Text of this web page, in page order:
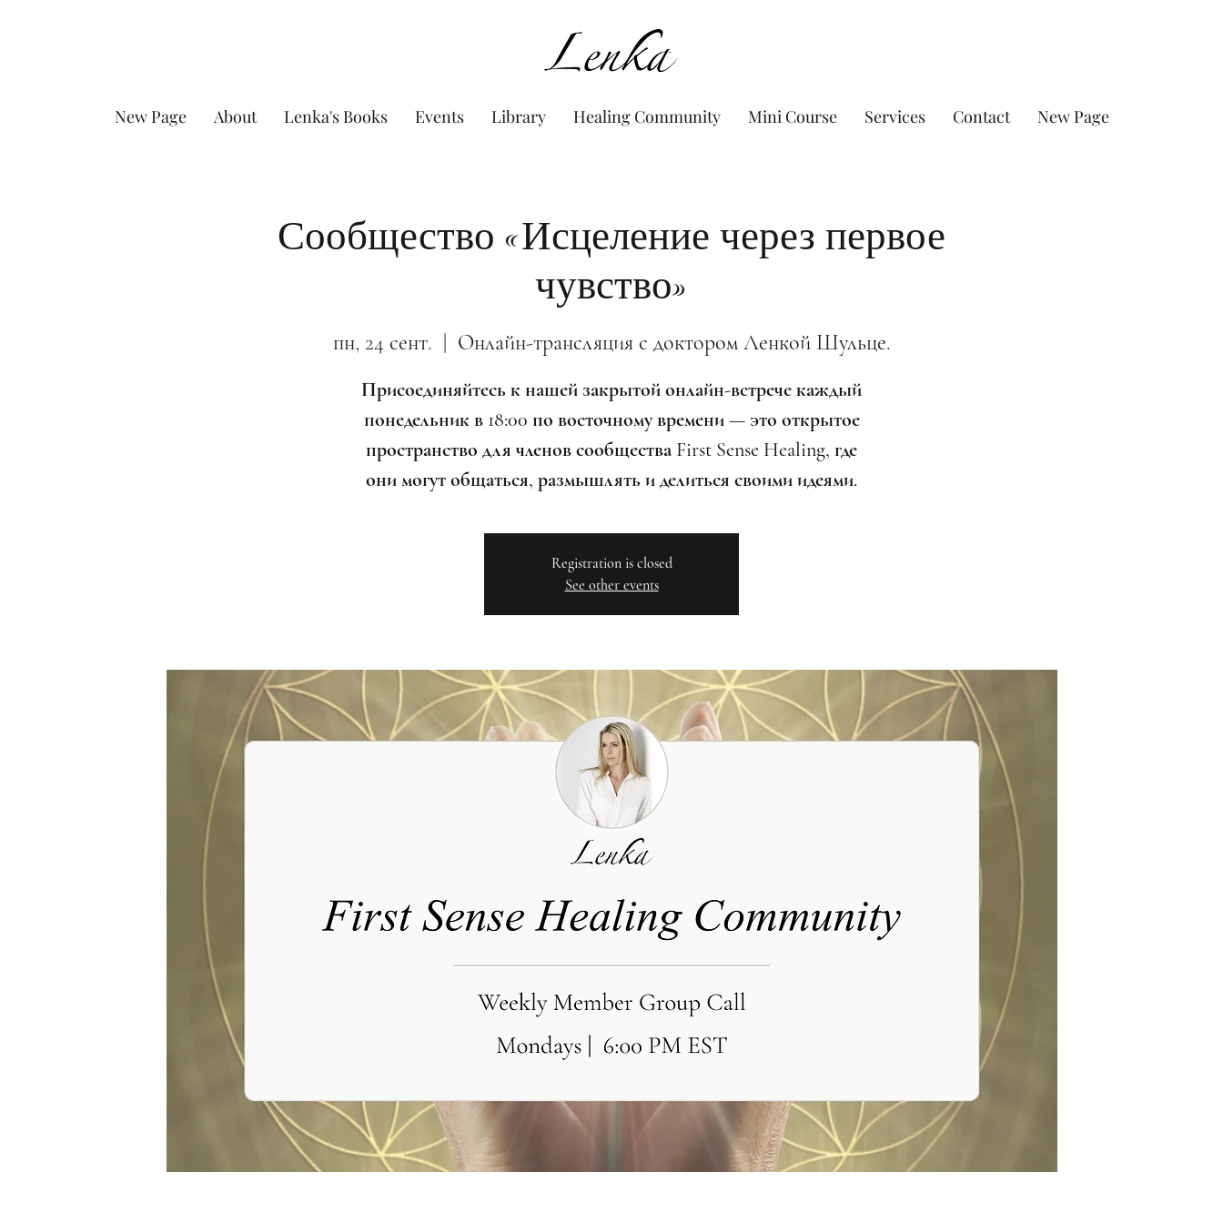
www.Lenka.org
New Page About Lenka's Books Events Library Healing Community Mini Course Services Contact New Page
Сообщество «Исцеление через первое
чувство»
пн, 24 сент. Онлайн-трансляция с доктором Ленкой Шульце.
Присоединяйтесь к нашей закрытой онлайн-встрече каждый
понедельник в 18:00 по восточному времени — это открытое
пространство для членов сообщества First Sense Healing, где
они могут общаться, размышлять и делиться своими идеями.
Registration is closed
See other events